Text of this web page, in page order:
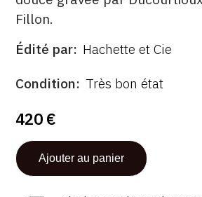
Fillon.
ÉDITÉ
Édité par Hachette et Cie
FORMAT
ÉTAT
Condition Très bon état
420 €